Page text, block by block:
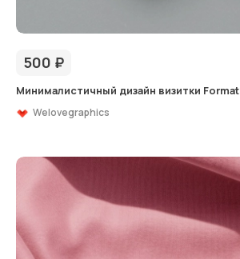
500 ₽
Минималистичный дизайн визитки Format
Welovegraphics